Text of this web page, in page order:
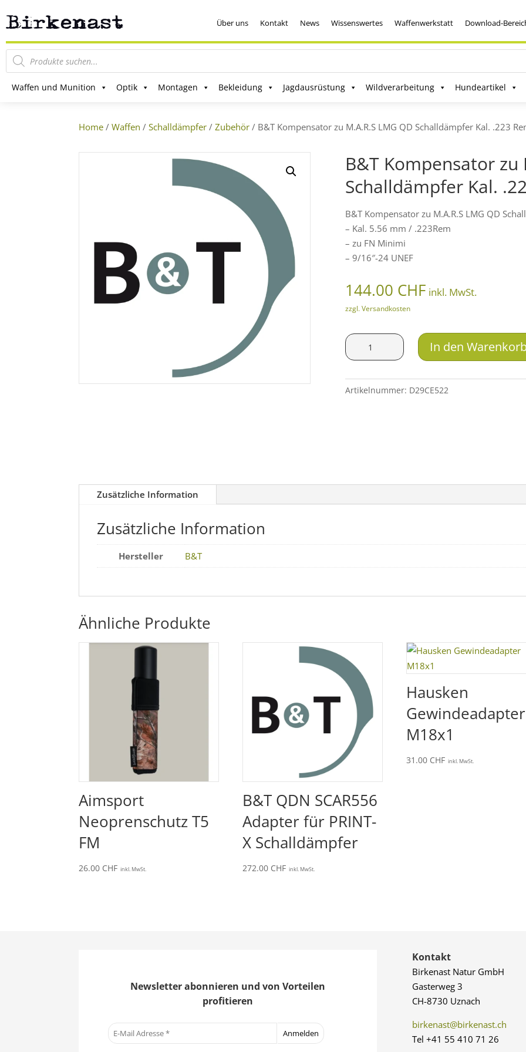
Über uns Kontakt News Wissenswertes Waffenwerkstatt Download-
Products
search
Waffen und Munition Optik Montagen Bekleidung Jagdausrüstung Wildverarbeitung Hundeartikel
Home /Waffen /Schalldämpfer /Zubehör / B&T Kompensator zu M.A.R.S LMG QD Schalldämpfer Kal. .223
B&T Kompensator zu
Schalldämpfer Kal.
B&T Kompensator zu M.A.R.S LMG QD
– Kal. 5.56 mm / .223Rem
– zu FN Minimi
– 9/16″-24 UNEF
144.00 CHF inkl. MwSt.
zzgl. Versandkosten
B&T
Kompensator
M.A.R.S
Menge
In den
Artikelnummer: D29CE522
Zusätzliche Information
Zusätzliche Information
Hersteller B&T
Ähnliche Produkte
Aimsport
Neoprenschutz T5
FM
26.00 CHF inkl. MwSt.
B&T QDN SCAR556
Adapter für PRINT-
X Schalldämpfer
272.00 CHF inkl. MwSt.
Hausken
Gewindeadapter
M18x1
31.00 CHF inkl. MwSt.
Newsletter abonnieren und von Vorteilen
profitieren
Kontakt
Birkenast Natur GmbH
Gasterweg 3
CH-8730 Uznach
birkenast@birkenast.ch
Tel +41 55 410 71 26